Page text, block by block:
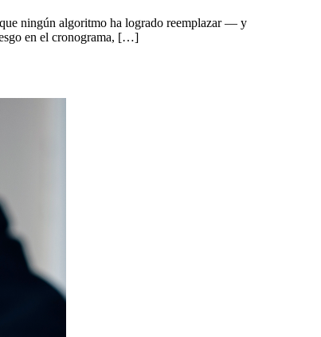
ningún algoritmo ha logrado reemplazar — y
en el cronograma, […]